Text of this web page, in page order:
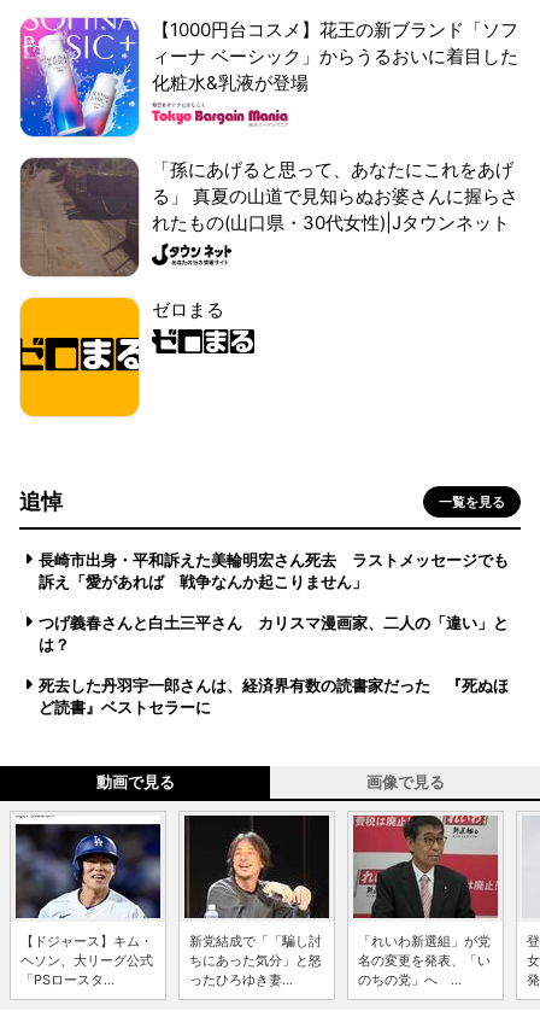
【1000円台コスメ】花王の新ブランド「ソフ
ィーナ ベーシック」からうるおいに着目した
化粧水&乳液が登場
「孫にあげると思って、あなたにこれをあげ
る」 真夏の山道で見知らぬお婆さんに握らさ
れたもの(山口県・30代女性)|Jタウンネット
ゼロまる
追悼 一覧を見る
長崎市出身・平和訴えた美輪明宏さん死去 ラストメッセージでも
訴え「愛があれば 戦争なんか起こりません」
つげ義春さんと白土三平さん カリスマ漫画家、二人の「違い」と
は？
死去した丹羽宇一郎さんは、経済界有数の読書家だった 『死ぬほ
ど読書』ベストセラーに
動画で見る 画像で見る
【ドジャース】キム・
ヘソン、大リーグ公式
「PSロースタ...
新党結成で「「騙し討
ちにあった気分」と怒
ったひろゆき妻...
「れいわ新選組」が党
名の変更を発表、「い
のちの党」へ ...